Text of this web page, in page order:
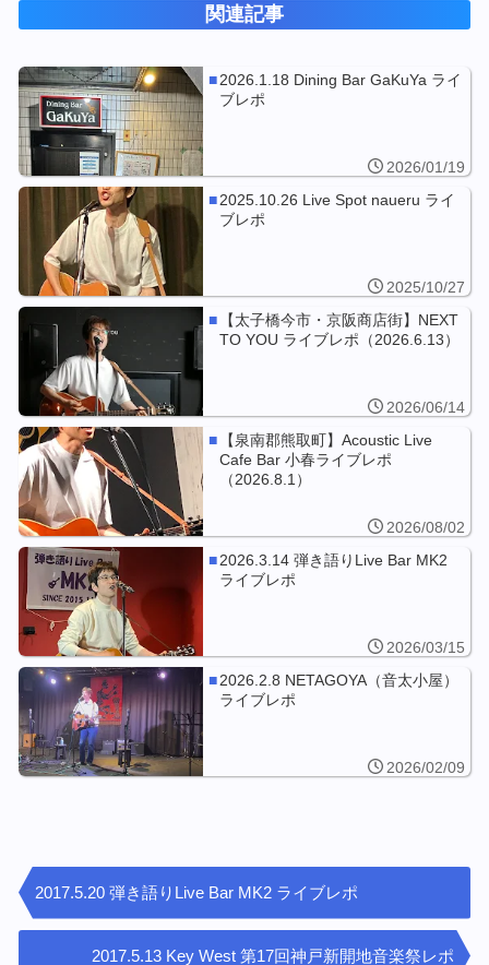
関連記事
2026.1.18 Dining Bar GaKuYa ライ
ブレポ
2026/01/19
2025.10.26 Live Spot naueru ライ
ブレポ
2025/10/27
【太子橋今市・京阪商店街】NEXT
TO YOU ライブレポ（2026.6.13）
2026/06/14
【泉南郡熊取町】Acoustic Live
Cafe Bar 小春ライブレポ
（2026.8.1）
2026/08/02
2026.3.14 弾き語りLive Bar MK2
ライブレポ
2026/03/15
2026.2.8 NETAGOYA（音太小屋）
ライブレポ
2026/02/09
2017.5.20 弾き語りLive Bar MK2 ライブレポ
2017.5.13 Key West 第17回神戸新開地音楽祭レポ